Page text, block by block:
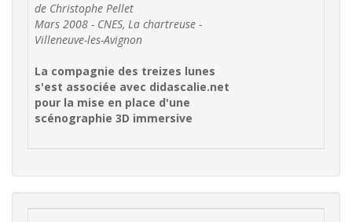
de Christophe Pellet
Mars 2008 - CNES, La chartreuse -
Villeneuve-les-Avignon
La compagnie des treizes lunes
s'est associée avec didascalie.net
pour la mise en place d'une
scénographie 3D immersive